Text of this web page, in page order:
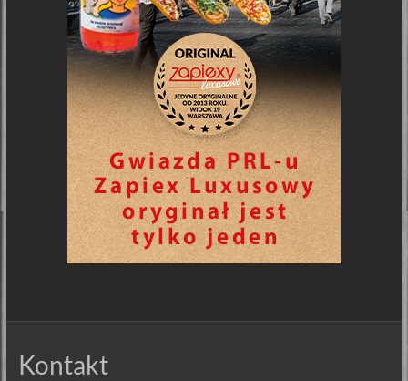
Kontakt